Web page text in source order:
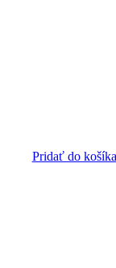
Pridať do košíka